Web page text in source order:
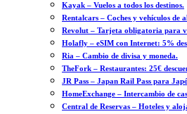
Kayak – Vuelos a todos los destinos.
Rentalcars – Coches y vehículos de
Revolut – Tarjeta obligatoria para
Holafly – eSIM con Internet: 5%
Ria – Cambio de divisa y moneda.
TheFork – Restaurantes: 25€
JR Pass – Japan Rail Pass para
HomeExchange – Intercambio de
Central de Reservas – Hoteles y